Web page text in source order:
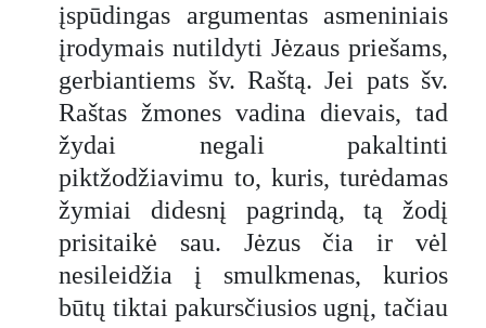
įspūdingas argumentas asmeniniais
įrodymais nutildyti Jėzaus priešams,
gerbiantiems šv. Raštą. Jei pats šv.
Raštas žmones vadina dievais, tad
žydai negali pakaltinti
piktžodžiavimu to, kuris, turėdamas
žymiai didesnį pagrindą, tą žodį
prisitaikė sau. Jėzus čia ir vėl
nesileidžia į smulkmenas, kurios
būtų tiktai pakursčiusios ugnį, tačiau